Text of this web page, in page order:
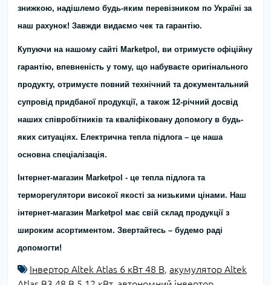
знижкою, надішлемо будь-яким перевізником по Україні за
наш рахунок! Завжди видаємо чек та гарантію.
Купуючи на нашому сайті Marketpol, ви отримуєте офіційну
гарантію, впевненість у тому, що набуваєте оригінального
продукту, отримуєте повний технічний та документальний
супровід придбаної продукції, а також 12-річний досвід
наших співробітників та кваліфіковану допомогу в будь-
яких ситуаціях. Електрична тепла підлога – це наша
основна спеціалізація.
Інтернет-магазин Marketpol - це тепла підлога та
терморегулятори високої якості за низькими цінами. Наш
інтернет-магазин Marketpol має свій склад продукції з
широким асортиментом. Звертайтесь – будемо раді
допомогти!
Інвертор Altek Atlas 6 кВт 48 В, акумулятор Altek